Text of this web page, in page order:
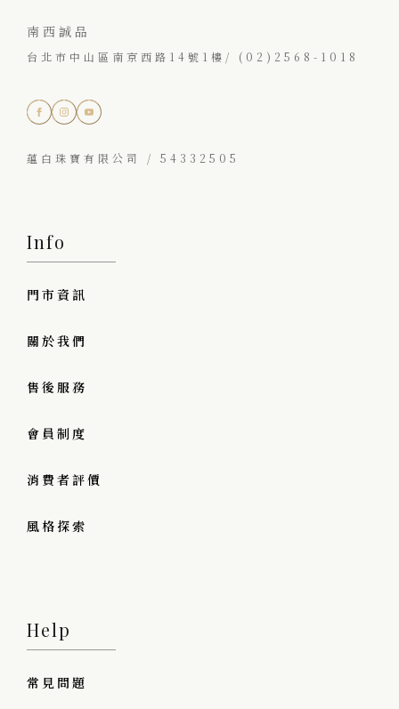
南西誠品
台北市中山區南京西路14號1樓/ (02)2568-1018
蘊白珠寶有限公司 / 54332505
Info
門市資訊
關於我們
售後服務
會員制度
消費者評價
風格探索
Help
常見問題